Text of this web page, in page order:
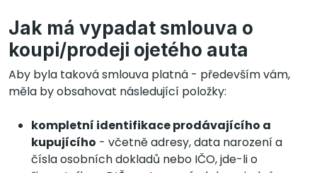
Jak má vypadat smlouva o
koupi/prodeji ojetého auta
Aby byla taková smlouva platná - především vám,
měla by obsahovat následující položky:
kompletní identifikace prodávajícího a
kupujícího - včetně adresy, data narození a
čísla osobních dokladů nebo IČO, jde-li o